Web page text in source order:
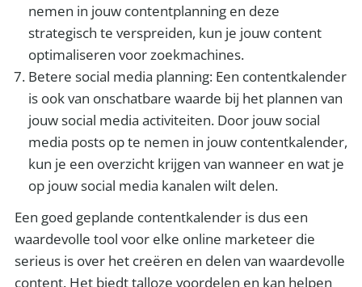
nemen in jouw contentplanning en deze
strategisch te verspreiden, kun je jouw content
optimaliseren voor zoekmachines.
Betere social media planning: Een contentkalender
is ook van onschatbare waarde bij het plannen van
jouw social media activiteiten. Door jouw social
media posts op te nemen in jouw contentkalender,
kun je een overzicht krijgen van wanneer en wat je
op jouw social media kanalen wilt delen.
Een goed geplande contentkalender is dus een
waardevolle tool voor elke online marketeer die
serieus is over het creëren en delen van waardevolle
content. Het biedt talloze voordelen en kan helpen